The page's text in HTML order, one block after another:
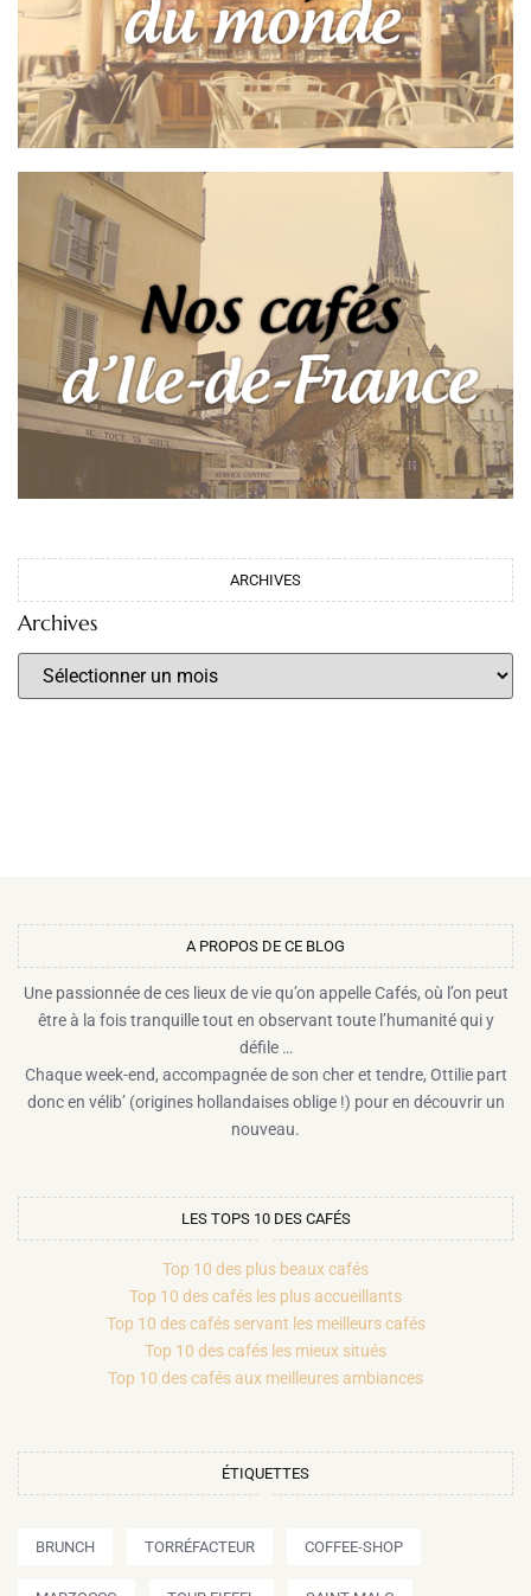
ARCHIVES
Archives
A PROPOS DE CE BLOG​
Une passionnée de ces lieux de vie qu’on appelle Cafés, où l’on peut
être à la fois tranquille tout en observant toute l’humanité qui y
défile …
Chaque week-end, accompagnée de son cher et tendre, Ottilie part
donc en vélib’ (origines hollandaises oblige !) pour en découvrir un
nouveau.
LES TOPS 10 DES CAFÉS
Top 10 des plus beaux cafés
Top 10 des cafés les plus accueillants
Top 10 des cafés servant les meilleurs cafés
Top 10 des cafés les mieux situés
Top 10 des cafés aux meilleures ambiances
ÉTIQUETTES
BRUNCH TORRÉFACTEUR COFFEE-SHOP